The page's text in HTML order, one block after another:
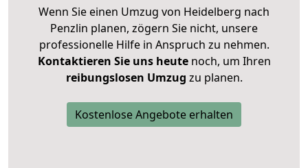
Wenn Sie einen Umzug von Heidelberg nach
Penzlin planen, zögern Sie nicht, unsere
professionelle Hilfe in Anspruch zu nehmen.
Kontaktieren Sie uns heutenoch, um Ihren
reibungslosen Umzug zu planen.
Kostenlose Angebote erhalten